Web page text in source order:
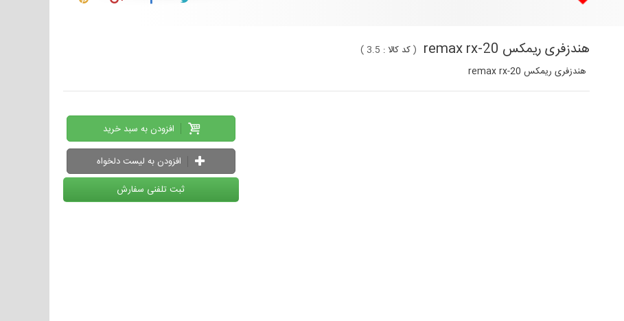
هندزفری ریمکس remax rx-20 (کد کالا : 3.5
)
هندزفری ریمکس remax rx-20
افزودن به سبد خرید
افزودن به لیست دلخواه
ثبت تلفنی سفارش